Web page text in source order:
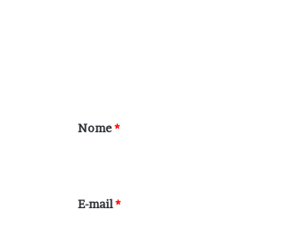
r
*
Nome*
E-mail*